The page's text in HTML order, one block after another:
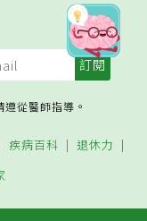
從醫師指導。
疾病百科
退休力